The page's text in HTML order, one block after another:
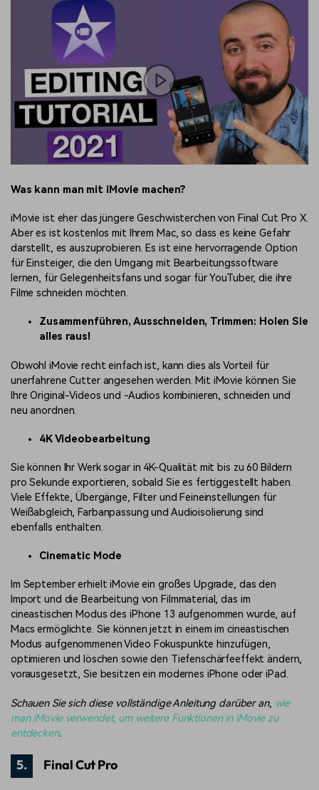
Was kann man mit iMovie machen?
iMovie ist eher das jüngere Geschwisterchen von Final Cut Pro X.
Aber es ist kostenlos mit Ihrem Mac, so dass es keine Gefahr
darstellt, es auszuprobieren. Es ist eine hervorragende Option
für Einsteiger, die den Umgang mit Bearbeitungssoftware
lernen, für Gelegenheitsfans und sogar für YouTuber, die ihre
Filme schneiden möchten.
Zusammenführen, Ausschneiden, Trimmen: Holen Sie
alles raus!
Obwohl iMovie recht einfach ist, kann dies als Vorteil für
unerfahrene Cutter angesehen werden. Mit iMovie können Sie
Ihre Original-Videos und -Audios kombinieren, schneiden und
neu anordnen.
4K Videobearbeitung
Sie können Ihr Werk sogar in 4K-Qualität mit bis zu 60 Bildern
pro Sekunde exportieren, sobald Sie es fertiggestellt haben.
Viele Effekte, Übergänge, Filter und Feineinstellungen für
Weißabgleich, Farbanpassung und Audioisolierung sind
ebenfalls enthalten.
Cinematic Mode
Im September erhielt iMovie ein großes Upgrade, das den
Import und die Bearbeitung von Filmmaterial, das im
cineastischen Modus des iPhone 13 aufgenommen wurde, auf
Macs ermöglichte. Sie können jetzt in einem im cineastischen
Modus aufgenommenen Video Fokuspunkte hinzufügen,
optimieren und löschen sowie den Tiefenschärfeeffekt ändern,
vorausgesetzt, Sie besitzen ein modernes iPhone oder iPad.
Schauen Sie sich diese vollständige Anleitung darüber an, wie
man iMovie verwendet, um weitere Funktionen in iMovie zu
entdecken.
5. Final Cut Pro